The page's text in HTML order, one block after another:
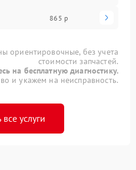
865 р
ориентировочные, без учета
стоимости запчастей.
на бесплатную диагностику.
и укажем на неисправность.
услуги